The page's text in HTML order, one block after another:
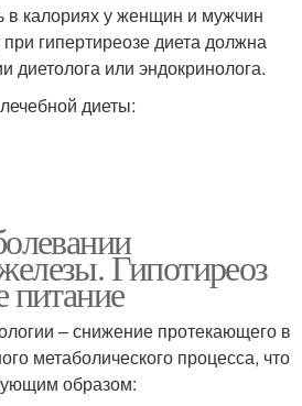
в калориях у женщин и мужчин
гипертиреозе диета должна
диетолога или эндокринолога.
диеты:
Гипотиреоз
питание
– снижение протекающего в
метаболического процесса, что
образом: